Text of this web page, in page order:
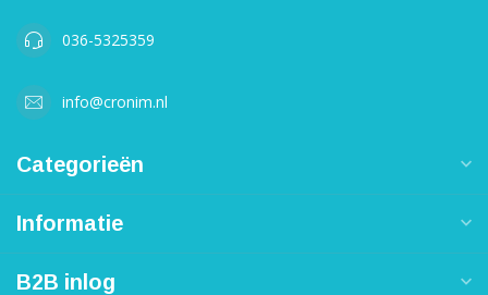
036-5325359
info@cronim.nl
Categorieën
Informatie
B2B inlog